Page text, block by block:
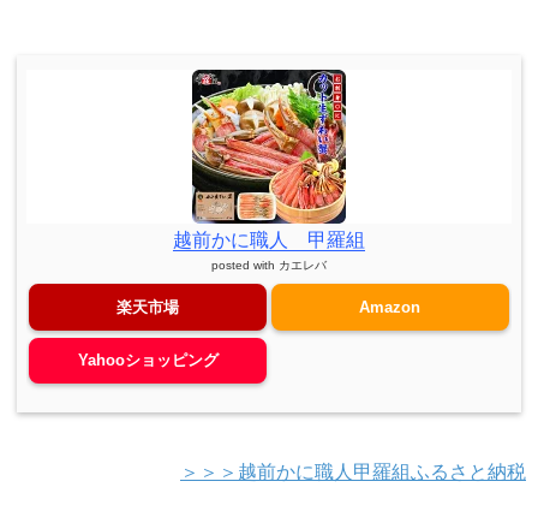
越前かに職人 甲羅組
posted with カエレバ
楽天市場 Amazon
Yahooショッピング
＞＞＞越前かに職人甲羅組ふるさと納税